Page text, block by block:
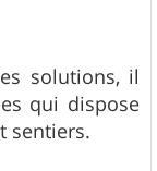
solutions, il
qui dispose
sentiers.